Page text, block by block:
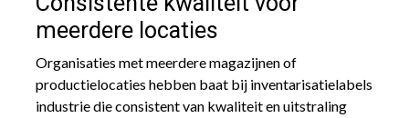
meerdere locaties
Organisaties met meerdere magazijnen of
productielocaties hebben baat bij inventarisatielabels
industrie die consistent van kwaliteit en uitstraling